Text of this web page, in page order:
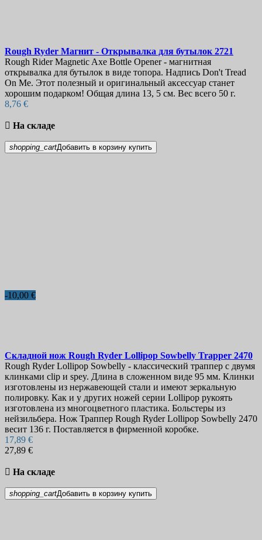
Rough Ryder Магнит - Открывалка для бутылок 2721
Rough Rider Magnetic Axe Bottle Opener - магнитная
открывалка для бутылок в виде топора. Надпись Don't Tread
On Me. Этот полезный и оригинальный аксессуар станет
хорошим подарком! Общая длина 13, 5 см. Вес всего 50 г.
8,76 €
 На складе
shopping_cartДобавить в корзину купить
-10,00 €
Складной нож Rough Ryder Lollipop Sowbelly Trapper 2470
Rough Ryder Lollipop Sowbelly - классический траппер с двумя
клинками clip и spey. Длина в сложенном виде 95 мм. Клинки
изготовлены из нержавеющей стали и имеют зеркальную
полировку. Как и у других ножей серии Lollipop рукоять
изготовлена из многоцветного пластика. Больстеры из
нейзильбера. Нож Траппер Rough Ryder Lollipop Sowbelly 2470
весит 136 г. Поставляется в фирменной коробке.
17,89 €
27,89 €
 На складе
shopping_cartДобавить в корзину купить